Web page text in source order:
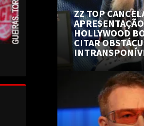
ZZ TOP
HOLLYWOOD
CITAR